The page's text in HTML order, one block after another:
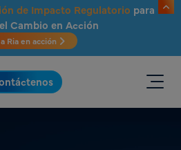
de Impacto Regulatorio para
Cambio en Acción
Ria en acción